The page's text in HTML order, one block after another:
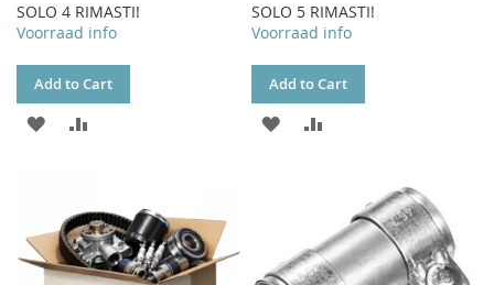
SOLO 4 RIMASTI!
Voorraad info
Add to Cart
ADD
LIST
SOLO 5 RIMASTI!
Voorraad info
Add to Cart
ADD
COMPARE